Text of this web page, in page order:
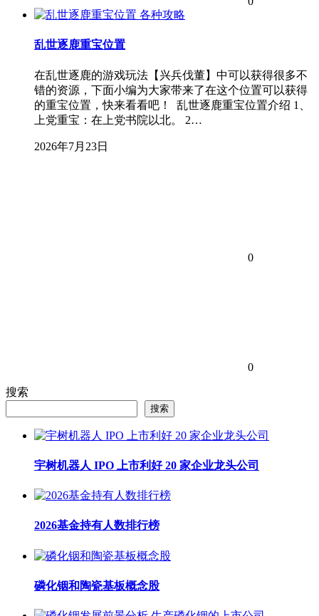
各种攻略
乱世逐鹿重宝位置
在乱世逐鹿的游戏玩法【兴兵伐董】中可以获得很多不
错的资源，下面小编为大家带来了在这个位置可以获得
的重宝位置，快来看看吧！ 乱世逐鹿重宝位置介绍 1、
上党重宝：在上党书院以北。 2…
2026年7月23日
0
0
搜索
搜索
宇树机器人 IPO 上市利好 20 家企业龙头公司
2026基金持有人数排行榜
磷化铟和陶瓷基板概念股